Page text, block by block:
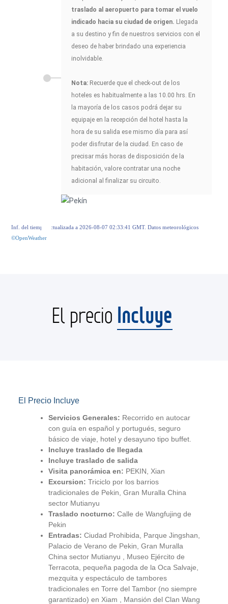
traslado al aeropuerto para tomar el vuelo
indicado hacia su ciudad de origen. Llegada
a su destino y fin de nuestros servicios con el
deseo de haber brindado una experiencia
inolvidable.
Nota: Recuerde que el check-out de los
hoteles es habitualmente a las 10.00 hrs. En
la mayoría de los casos podrá dejar su
equipaje en la recepción del hotel hasta la
hora de su salida ese mismo día para así
poder disfrutar de la ciudad. En caso de
precisar más horas de disposición de la
habitación, valore contratar una noche
adicional al finalizar su circuito.
Inf. del tiempo actualizada a 2026-08-07 02:33:41 GMT. Datos meteorológicos
©OpenWeather
El precio Incluye
El Precio Incluye
Servicios Generales: Recorrido en autocar
con guía en español y portugués, seguro
básico de viaje, hotel y desayuno tipo buffet.
Incluye traslado de llegada
Incluye traslado de salida
Visita panorámica en: PEKIN, Xian
Excursion: Triciclo por los barrios
tradicionales de Pekin, Gran Muralla China
sector Mutianyu
Traslado nocturno: Calle de Wangfujing de
Pekin
Entradas: Ciudad Prohibida, Parque Jingshan,
Palacio de Verano de Pekin, Gran Muralla
China sector Mutianyu , Museo Ejército de
Terracota, pequeña pagoda de la Oca Salvaje,
mezquita y espectáculo de tambores
tradicionales en Torre del Tambor (no siempre
garantizado) en Xiam , Mansión del Clan Wang